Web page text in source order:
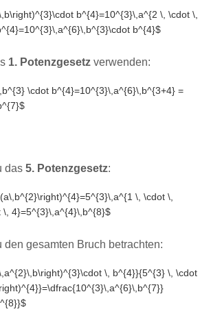
b^{4}=10^{3}\,a^{2 \, \cdot \,
b^{4}$
1. Potenzgesetz verwenden:
\cdot b^{4}=10^{3}\,a^{6}\,b^{3+4} =
das 5. Potenzgesetz:
\, \cdot \,
\, 4}=5^{3}\,a^{4}\,b^{8}$
den gesamten Bruch betrachten:
\, b^{4}}{5^{3} \, \cdot